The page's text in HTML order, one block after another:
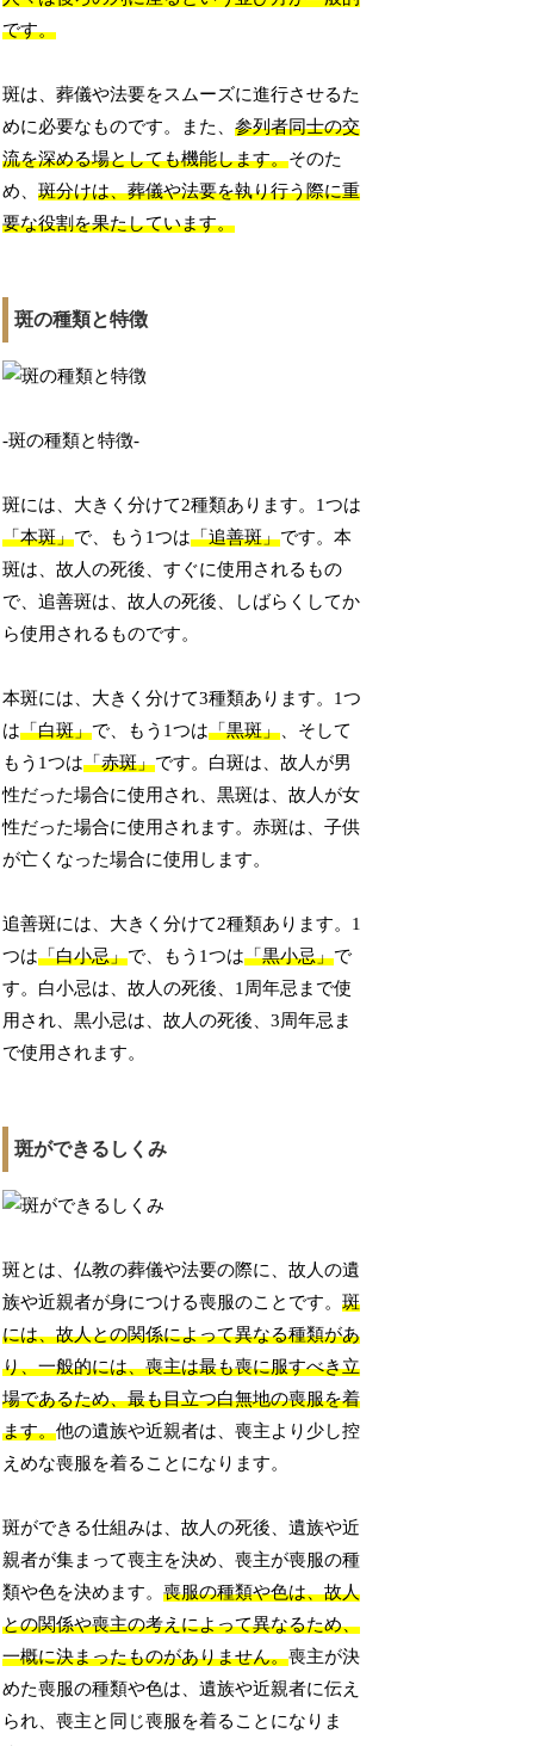
です。
斑は、葬儀や法要をスムーズに進行させるた
めに必要なものです。また、参列者同士の交
流を深める場としても機能します。そのた
め、斑分けは、葬儀や法要を執り行う際に重
要な役割を果たしています。
斑の種類と特徴
-斑の種類と特徴-
斑には、大きく分けて2種類あります。1つは
「本斑」で、もう1つは「追善斑」です。本
斑は、故人の死後、すぐに使用されるもの
で、追善斑は、故人の死後、しばらくしてか
ら使用されるものです。
本斑には、大きく分けて3種類あります。1つ
は「白斑」で、もう1つは「黒斑」、そして
もう1つは「赤斑」です。白斑は、故人が男
性だった場合に使用され、黒斑は、故人が女
性だった場合に使用されます。赤斑は、子供
が亡くなった場合に使用します。
追善斑には、大きく分けて2種類あります。1
つは「白小忌」で、もう1つは「黒小忌」で
す。白小忌は、故人の死後、1周年忌まで使
用され、黒小忌は、故人の死後、3周年忌ま
で使用されます。
斑ができるしくみ
斑とは、仏教の葬儀や法要の際に、故人の遺
族や近親者が身につける喪服のことです。斑
には、故人との関係によって異なる種類があ
り、一般的には、喪主は最も喪に服すべき立
場であるため、最も目立つ白無地の喪服を着
ます。他の遺族や近親者は、喪主より少し控
えめな喪服を着ることになります。
斑ができる仕組みは、故人の死後、遺族や近
親者が集まって喪主を決め、喪主が喪服の種
類や色を決めます。喪服の種類や色は、故人
との関係や喪主の考えによって異なるため、
一概に決まったものがありません。喪主が決
めた喪服の種類や色は、遺族や近親者に伝え
られ、喪主と同じ喪服を着ることになりま